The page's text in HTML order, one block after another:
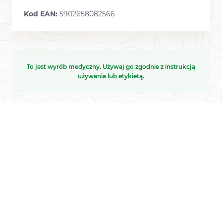
Kod EAN: 5902658082566
To jest wyrób medyczny. Używaj go zgodnie z instrukcją
używania lub etykietą.